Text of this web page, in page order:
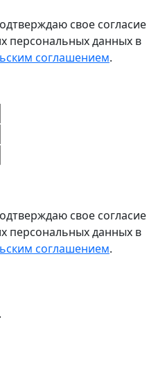
свое согласие
персональных данных в
соглашением.
свое согласие
персональных данных в
соглашением.